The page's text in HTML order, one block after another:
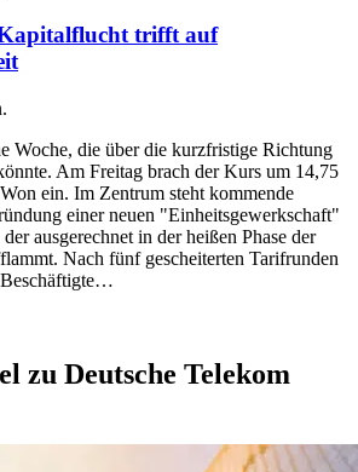
trifft auf
Woche, die über die kurzfristige Richtung
Am Freitag brach der Kurs um 14,75
ein. Im Zentrum steht kommende
einer neuen "Einheitsgewerkschaft"
ausgerechnet in der heißen Phase der
Nach fünf gescheiterten Tarifrunden
zu Deutsche Telekom